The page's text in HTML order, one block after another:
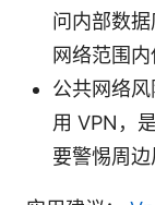
问内部数
网络范围内
公共网络
用 VPN，
要警惕周边